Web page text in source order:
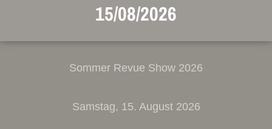
15/08/2026
Sommer Revue Show 2026
Samstag, 15. August 2026